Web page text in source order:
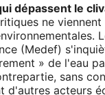
dépassent le
ne viennent
(Medef)
» de l'eau
sans
d'autres acteurs